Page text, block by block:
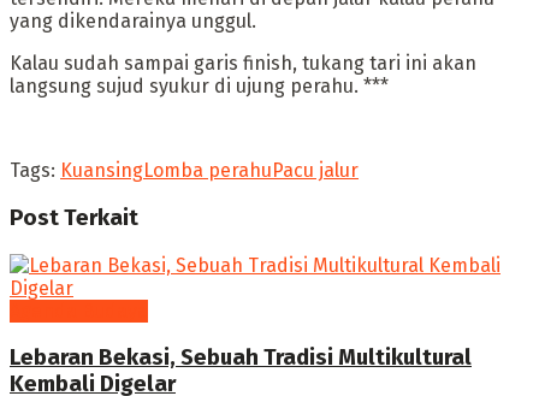
yang dikendarainya unggul.
Kalau sudah sampai garis finish, tukang tari ini akan
langsung sujud syukur di ujung perahu. ***
Tags: KuansingLomba perahuPacu jalur
PostTerkait
Lebaran Bekasi, Sebuah Tradisi Multikultural
Kembali Digelar